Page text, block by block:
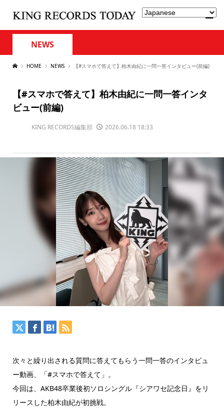
NEWS
HOME NEWS 【#スマホで答えて】柏木由紀に一問一答インタビュー(前編)
【#スマホで答えて】柏木由紀に一問一答インタ
ビュー(前編)
KING RECORDS編集部 2026.06.18 18:33
次々と繰り出される質問に答えてもらう一問一答のインタビュ
ー動画、「#スマホで答えて」。
今回は、AKB48卒業後初ソロシングル『シアワセ記念日』をリ
リースした柏木由紀が初挑戦。